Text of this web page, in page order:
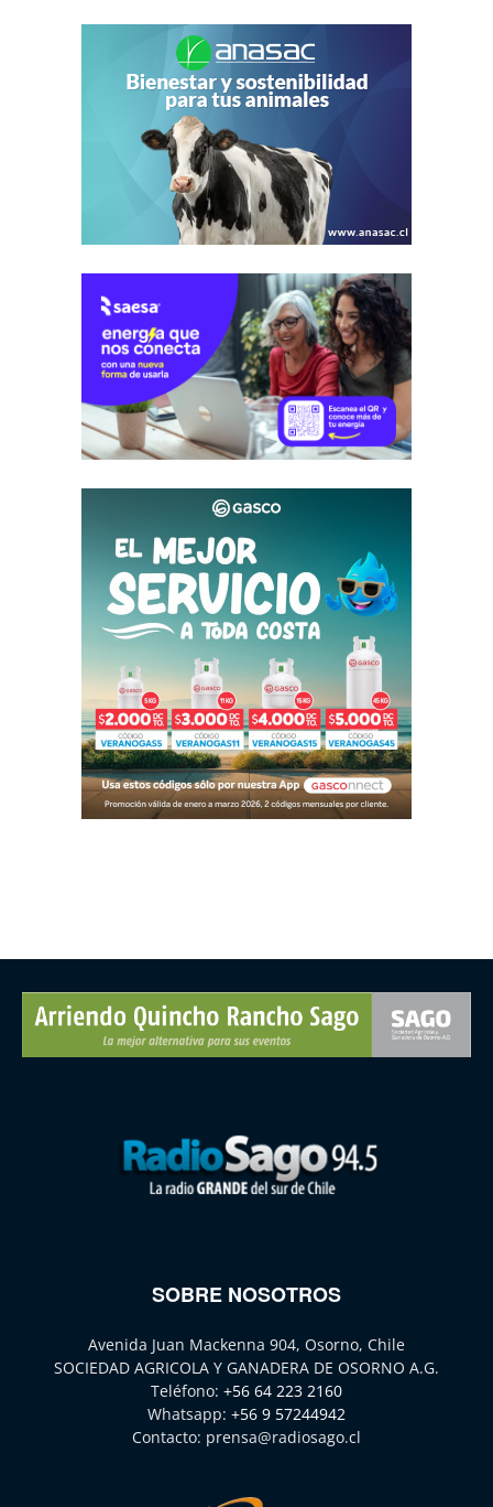
SOBRE NOSOTROS
Avenida Juan Mackenna 904, Osorno, Chile
SOCIEDAD AGRICOLA Y GANADERA DE OSORNO A.G.
Teléfono: +56 64 223 2160
Whatsapp: +56 9 57244942
Contacto: prensa@radiosago.cl